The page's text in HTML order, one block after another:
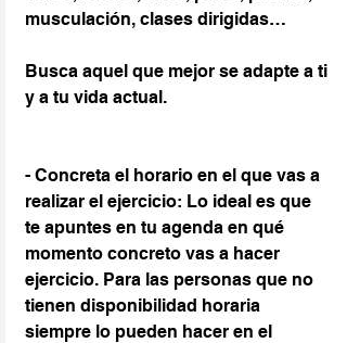
musculación, clases dirigidas…
Busca aquel que mejor se adapte a ti
y a tu vida actual.
- Concreta el horario en el que vas a
realizar el ejercicio: Lo ideal es que
te apuntes en tu agenda en qué
momento concreto vas a hacer
ejercicio. Para las personas que no
tienen disponibilidad horaria
siempre lo pueden hacer en el